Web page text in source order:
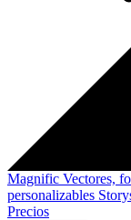
Magnific Vectores,
personalizables
Precios